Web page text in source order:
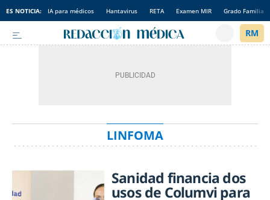
ES NOTICIA: IA para médicos Hantavirus RETA Examen MIR Grado Familia
LINFOMA
Sanidad financia dos
usos de Columvi para